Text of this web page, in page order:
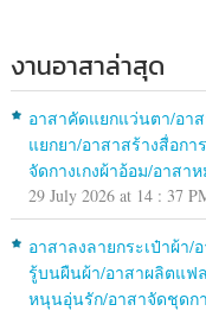
งานอาสาล่าสุด
อาสาคัดแยกแว่นตา/อา
แยกยา/อาสาสร้างสื่อก
จัดกางเกงผ้าอ้อม/อาสา
29 July 2026 at 14 : 37
อาสาลงลายกระเป๋าผ้า/
รู้บนผืนผ้า/อาสาผลิตแฟ
หนุนอุ่นรัก/อาสาจัดชุดก